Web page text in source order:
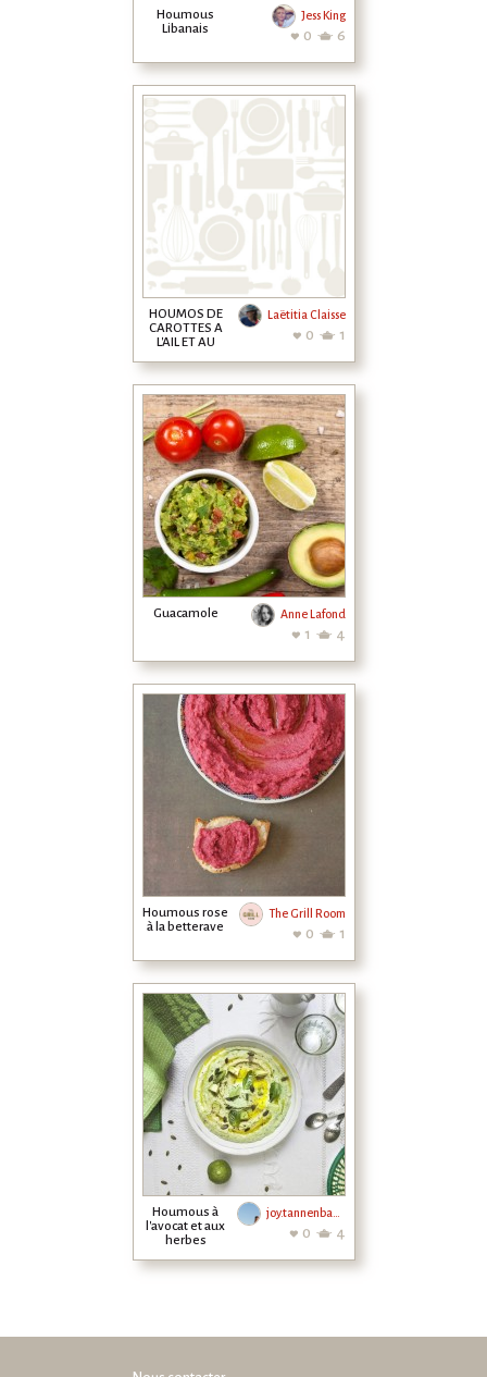
Houmous
Libanais
Jess King
0 6
HOUMOS DE
CAROTTES A
L'AIL ET AU
Laëtitia Claisse
0 1
Guacamole Anne Lafond
1 4
Houmous rose
à la betterave
The Grill Room
0 1
Houmous à
l'avocat et aux
herbes
joy.tannenbaum
0 4